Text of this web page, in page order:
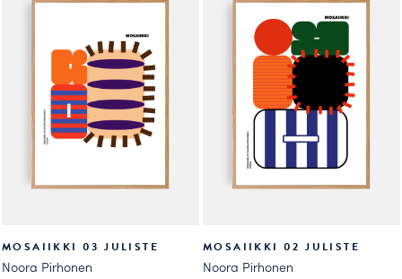
MOSAIIKKI 03 JULISTE
Noora Pirhonen
MOSAIIKKI 02 JULISTE
Noora Pirhonen